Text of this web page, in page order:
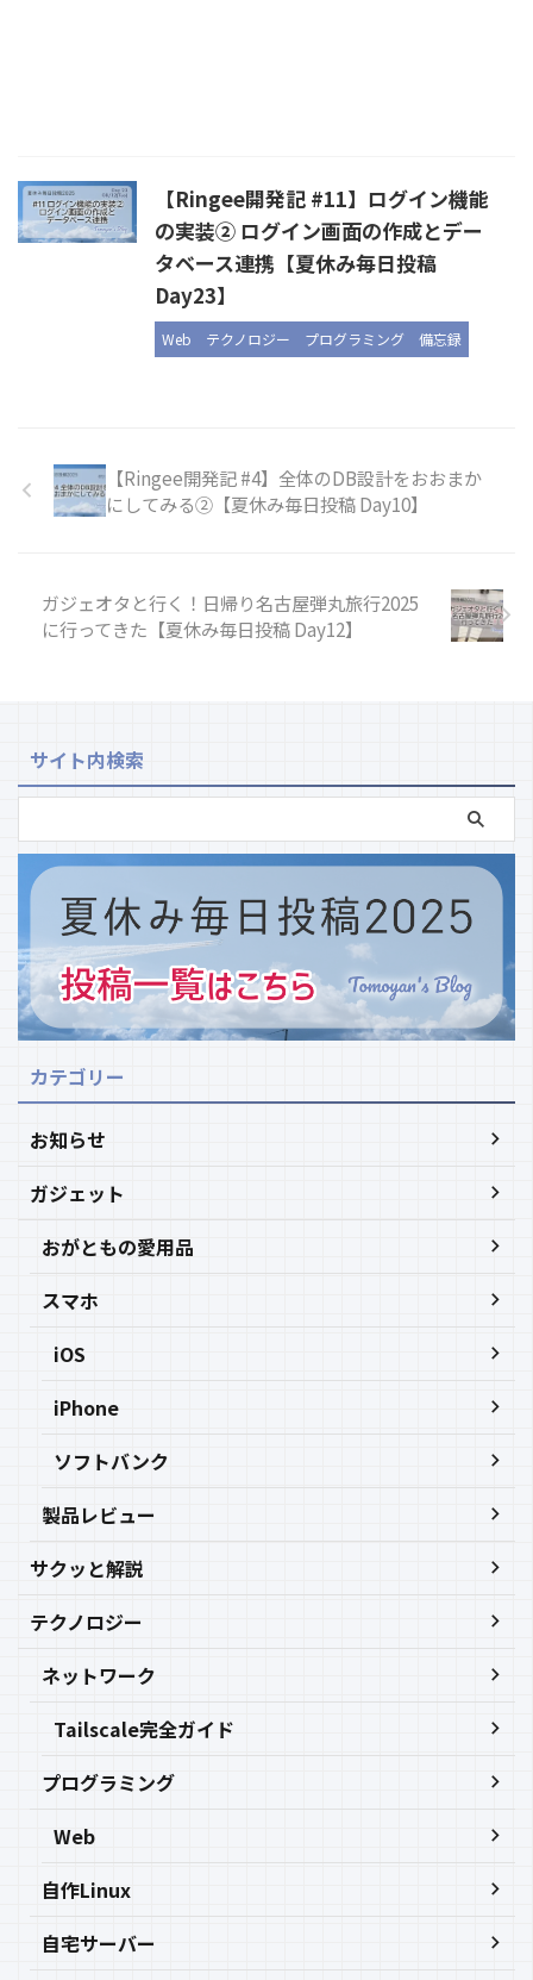
【Ringee開発記 #11】ログイン機能
の実装② ログイン画面の作成とデー
タベース連携【夏休み毎日投稿
Day23】
Web テクノロジー プログラミング 備忘録
【Ringee開発記 #4】全体のDB設計をおおまか
にしてみる②【夏休み毎日投稿 Day10】
ガジェオタと行く！日帰り名古屋弾丸旅行2025
に行ってきた【夏休み毎日投稿 Day12】
サイト内検索
カテゴリー
お知らせ
ガジェット
おがともの愛用品
スマホ
iOS
iPhone
ソフトバンク
製品レビュー
サクッと解説
テクノロジー
ネットワーク
Tailscale完全ガイド
プログラミング
Web
自作Linux
自宅サーバー